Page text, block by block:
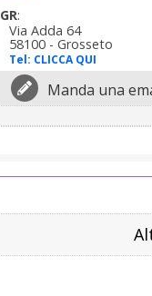
GR:
Via Adda 64
58100 - Grosseto
Tel: CLICCA QUI
Manda una